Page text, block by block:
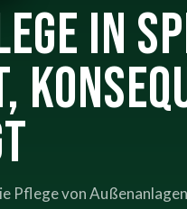
in
Pflege von